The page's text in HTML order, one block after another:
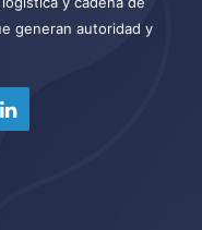
generan autoridad y
LinkedIn